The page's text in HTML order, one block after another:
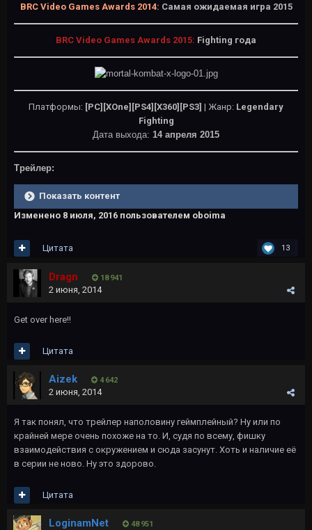
BRC Video Games Awards 2014: Самая ожидаемая игра 2015
BRC Video Games Awards 2015: Fighting года
Платформы: [PC][XOne][PS4][X360][PS3] | Жанр: Legendary
Fighting
Дата выхода: 14 апреля 2015
Трейлер:
Показать контент
Изменено 8 июля, 2016 пользователем oboima
13
Цитата
Dragn 18 941
2 июня, 2014
Get over here!!
Цитата
Aizek 4 642
2 июня, 2014
Я так понял, что трейлер наполовину геймплейный? Ну или по
крайней мере очень похоже на то. И, судя по всему, фишку
взаимодействия с окружением и сюда засунут. Хоть и наличие её
в серии не ново. Ну это здорово.
Цитата
LoginamNet 48 951